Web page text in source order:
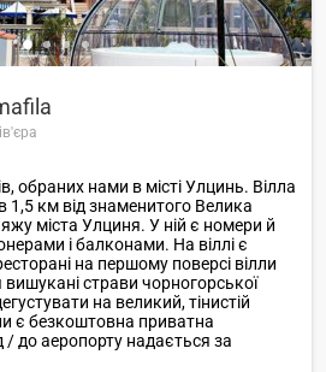
обраних нами в місті Улцинь. Вілла
км від знаменитого Велика
міста Улциня. У ній є номери й
і балконами. На віллі є
на першому поверсі вілли
страви чорногорської
на великий, тінистій
є безкоштовна приватна
/ до аеропорту надається за